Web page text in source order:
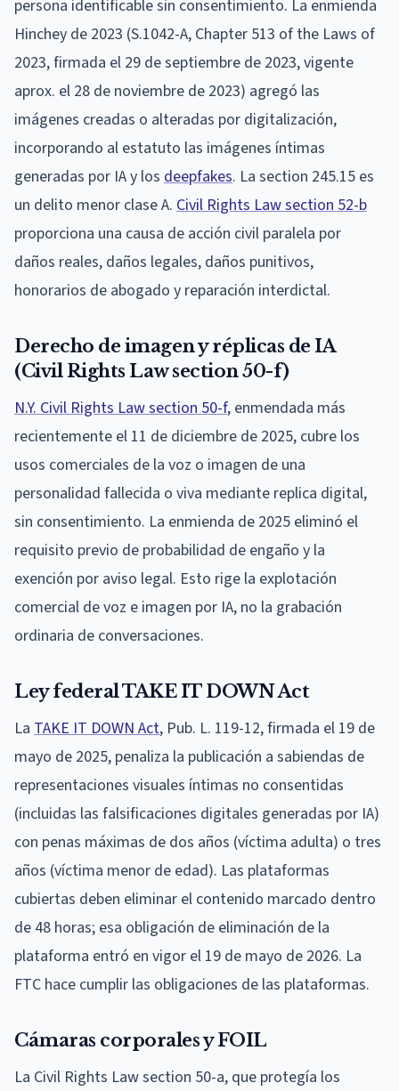
persona identificable sin consentimiento. La enmienda
Hinchey de 2023 (S.1042-A, Chapter 513 of the Laws of
2023, firmada el 29 de septiembre de 2023, vigente
aprox. el 28 de noviembre de 2023) agregó las
imágenes creadas o alteradas por digitalización,
incorporando al estatuto las imágenes íntimas
generadas por IA y los deepfakes. La section 245.15 es
un delito menor clase A. Civil Rights Law section 52-b
proporciona una causa de acción civil paralela por
daños reales, daños legales, daños punitivos,
honorarios de abogado y reparación interdictal.
Derecho de imagen y réplicas de IA
(Civil Rights Law section 50-f)
N.Y. Civil Rights Law section 50-f, enmendada más
recientemente el 11 de diciembre de 2025, cubre los
usos comerciales de la voz o imagen de una
personalidad fallecida o viva mediante replica digital,
sin consentimiento. La enmienda de 2025 eliminó el
requisito previo de probabilidad de engaño y la
exención por aviso legal. Esto rige la explotación
comercial de voz e imagen por IA, no la grabación
ordinaria de conversaciones.
Ley federal TAKE IT DOWN Act
La TAKE IT DOWN Act, Pub. L. 119-12, firmada el 19 de
mayo de 2025, penaliza la publicación a sabiendas de
representaciones visuales íntimas no consentidas
(incluidas las falsificaciones digitales generadas por IA)
con penas máximas de dos años (víctima adulta) o tres
años (víctima menor de edad). Las plataformas
cubiertas deben eliminar el contenido marcado dentro
de 48 horas; esa obligación de eliminación de la
plataforma entró en vigor el 19 de mayo de 2026. La
FTC hace cumplir las obligaciones de las plataformas.
Cámaras corporales y FOIL
La Civil Rights Law section 50-a, que protegía los